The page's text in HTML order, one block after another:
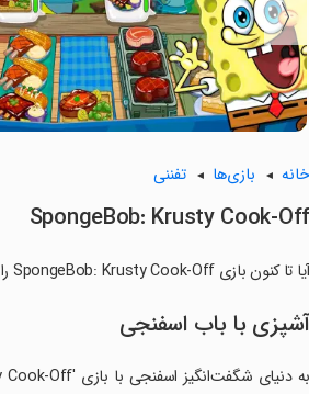
〈
خانه بازی‌ها تفننی
SpongeBob: Krusty Cook-Off
آیا تا کنون بازی SpongeBob: Krusty Cook-Off را نصب کرده‌اید؟ این بازی با مراحل جذاب و گیم‌پلی سرگرم‌کننده خود، شما را ساعت‌ها درگیر می‌کند.
آشپزی با باب اسفنجی